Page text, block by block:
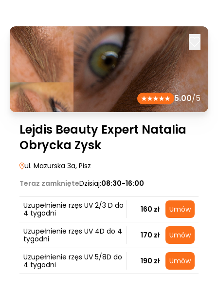
5.00/5
Lejdis Beauty Expert Natalia
Obrycka Zysk
ul. Mazurska 3a, Pisz
Teraz zamknięteDzisiaj:08:30-16:00
Uzupełnienie rzęs UV 2/3 D do
4 tygodni
160 zł Umów
Uzupełnienie rzęs UV 4D do 4
tygodni
170 zł Umów
Uzupełnienie rzęs UV 5/8D do
4 tygodni
190 zł Umów